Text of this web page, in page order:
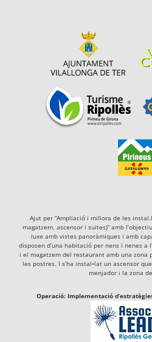
Ajut per “Ampliació i millora de les
magatzem, ascensor i suites)” amb
luxe amb vistes panoràmiques i amb
disposen d’una habitació per nens i nenes a
i el magatzem del restaurant amb una zona
les postres. I s’ha instal•lat un ascensor
menjador i la zona
Operació: Implementació